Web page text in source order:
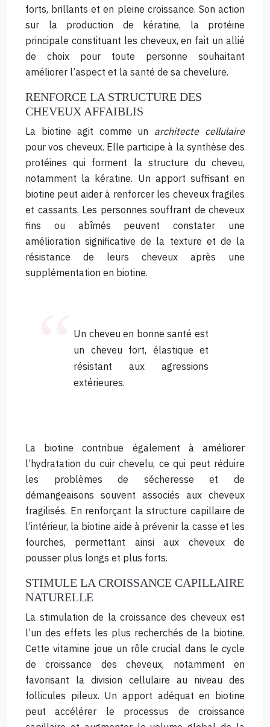
forts, brillants et en pleine croissance. Son action
sur la production de kératine, la protéine
principale constituant les cheveux, en fait un allié
de choix pour toute personne souhaitant
améliorer l’aspect et la santé de sa chevelure.
RENFORCE LA STRUCTURE DES
CHEVEUX AFFAIBLIS
La biotine agit comme un architecte cellulaire
pour vos cheveux. Elle participe à la synthèse des
protéines qui forment la structure du cheveu,
notamment la kératine. Un apport suffisant en
biotine peut aider à renforcer les cheveux fragiles
et cassants. Les personnes souffrant de cheveux
fins ou abîmés peuvent constater une
amélioration significative de la texture et de la
résistance de leurs cheveux après une
supplémentation en biotine.
Un cheveu en bonne santé est
un cheveu fort, élastique et
résistant aux agressions
extérieures.
La biotine contribue également à améliorer
l’hydratation du cuir chevelu, ce qui peut réduire
les problèmes de sécheresse et de
démangeaisons souvent associés aux cheveux
fragilisés. En renforçant la structure capillaire de
l’intérieur, la biotine aide à prévenir la casse et les
fourches, permettant ainsi aux cheveux de
pousser plus longs et plus forts.
STIMULE LA CROISSANCE CAPILLAIRE
NATURELLE
La stimulation de la croissance des cheveux est
l’un des effets les plus recherchés de la biotine.
Cette vitamine joue un rôle crucial dans le cycle
de croissance des cheveux, notamment en
favorisant la division cellulaire au niveau des
follicules pileux. Un apport adéquat en biotine
peut accélérer le processus de croissance